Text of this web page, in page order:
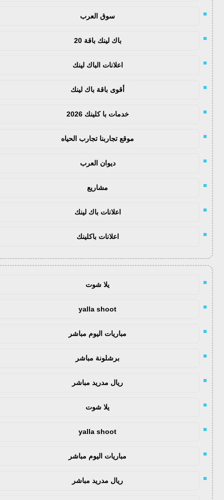
سوق العرب
باك لينك باقة 20
اعلانات الباك لينك
أقوى باقة باك لينك
خدمات با كلينك 2026
موقع تجاربنا تجارب الحياه
ديوان العرب
مشاريع
اعلانات باك لينك
اعلانات باكلينك
يلا شوت
yalla shoot
مباريات اليوم مباشر
برشلونة مباشر
ريال مدريد مباشر
يلا شوت
yalla shoot
مباريات اليوم مباشر
ريال مدريد مباشر